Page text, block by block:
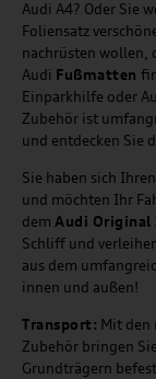
Audi A4? Oder Sie
Foliensatz
nachrüsten wollen,
Audi Fußmatten
Einparkhilfe oder
Zubehör ist
und entdecken Sie
Sie haben sich
und möchten Ihr
dem Audi Original
Schliff und
aus dem
innen und außen!
Transport: Mit den
Zubehör bringen
Grundträgern